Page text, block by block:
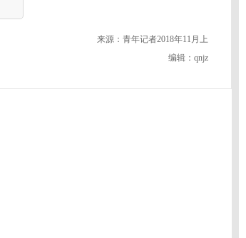
来源：青年记者2018年11月上
编辑：qnjz